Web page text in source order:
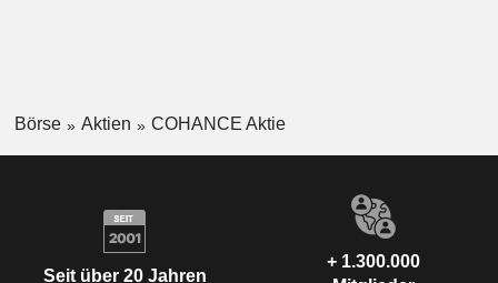
Börse Aktien COHANCE Aktie
Seit über 20 Jahren
+ 1.300.000